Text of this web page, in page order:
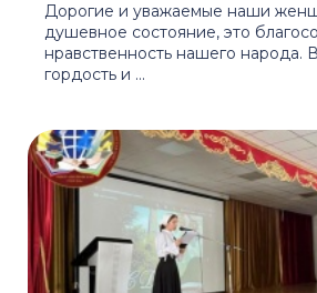
Дорогие и уважаемые наши
душевное состояние, это
нравственность нашего народа.
гордость и ...